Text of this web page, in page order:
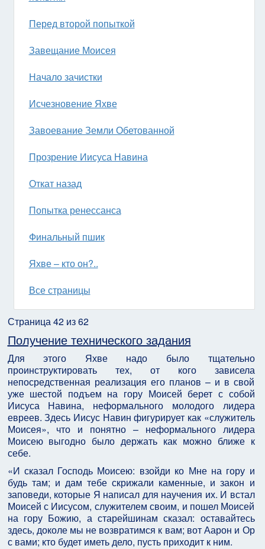
Перед второй попыткой
Завещание Моисея
Начало зачистки
Исчезновение Яхве
Завоевание Земли Обетованной
Прозрение Иисуса Навина
Откат назад
Попытка ренессанса
Финальный пшик
Яхве – кто он?..
Все страницы
Страница 42 из 62
Получение технического задания
Для этого Яхве надо было тщательно
проинструктировать тех, от кого зависела
непосредственная реализация его планов – и в свой
уже шестой подъем на гору Моисей берет с собой
Иисуса Навина, неформального молодого лидера
евреев. Здесь Иисус Навин фигурирует как «служитель
Моисея», что и понятно – неформального лидера
Моисею выгодно было держать как можно ближе к
себе.
«И сказал Господь Моисею: взойди ко Мне на гору и
будь там; и дам тебе скрижали каменные, и закон и
заповеди, которые Я написал для научения их. И встал
Моисей с Иисусом, служителем своим, и пошел Моисей
на гору Божию, а старейшинам сказал: оставайтесь
здесь, доколе мы не возвратимся к вам; вот Аарон и Ор
с вами; кто будет иметь дело, пусть приходит к ним.